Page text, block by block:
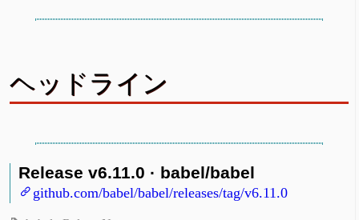
ヘッドライン
Release v6.11.0 · babel/babel
github.com/babel/babel/releases/tag/v6.11.0